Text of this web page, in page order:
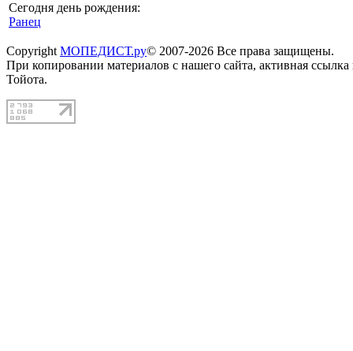
Сегодня день рождения:
Ранец
Copyright МОПЕДИСТ.ру© 2007-2026 Все права защищены.
При копировании материалов с нашего сайта, активная
Тойота.